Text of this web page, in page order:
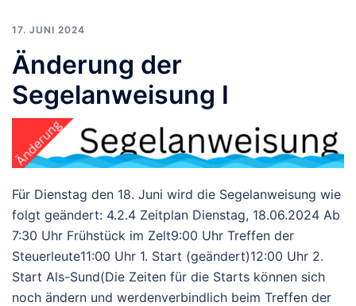
17. JUNI 2024
Änderung der
Segelanweisung I
Für Dienstag den 18. Juni wird die Segelanweisung wie
folgt geändert: 4.2.4 Zeitplan Dienstag, 18.06.2024 Ab
7:30 Uhr Frühstück im Zelt9:00 Uhr Treffen der
Steuerleute11:00 Uhr 1. Start (geändert)12:00 Uhr 2.
Start Als-Sund(Die Zeiten für die Starts können sich
noch ändern und werdenverbindlich beim Treffen der